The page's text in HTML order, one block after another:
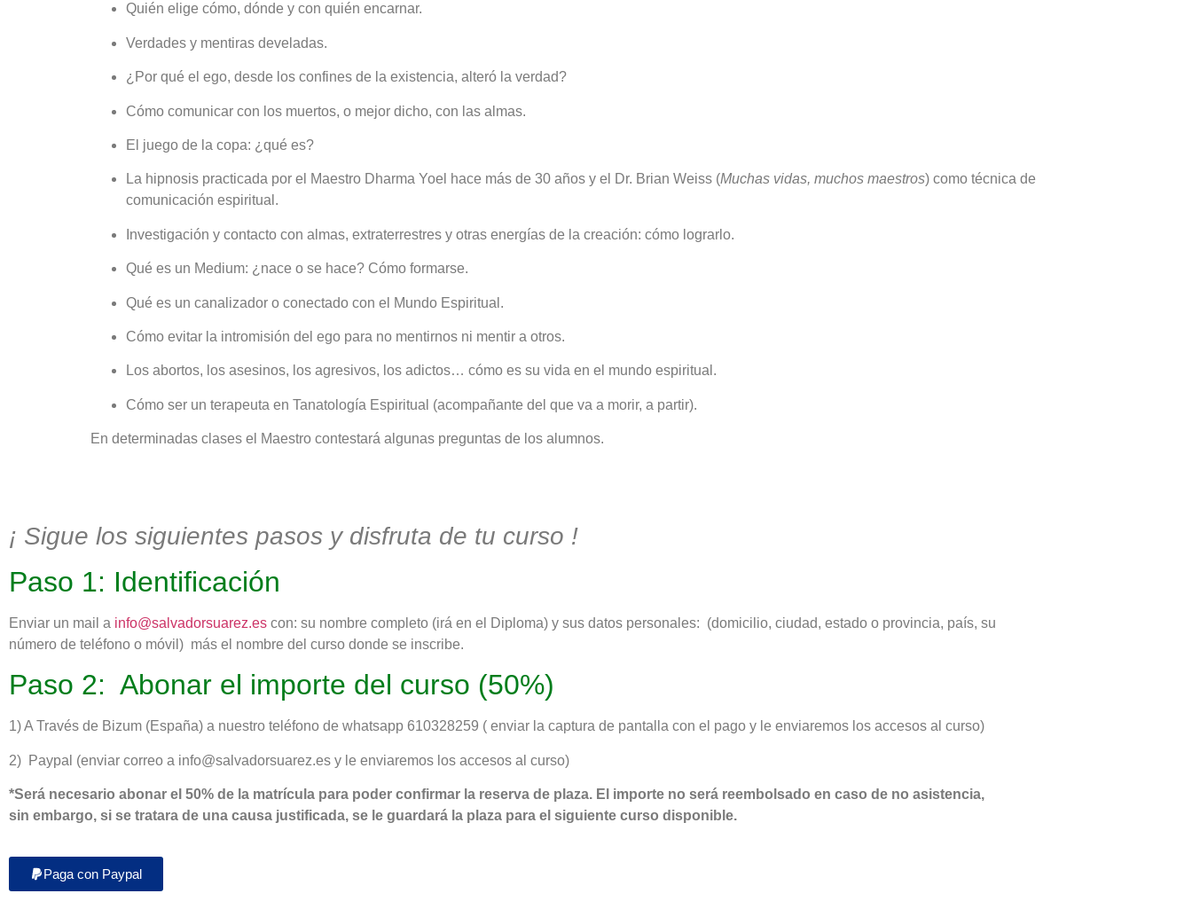
Quién elige cómo, dónde y con quién encarnar.
Verdades y mentiras develadas.
¿Por qué el ego, desde los confines de la existencia, alteró la verdad?
Cómo comunicar con los muertos, o mejor dicho, con las almas.
El juego de la copa: ¿qué es?
La hipnosis practicada por el Maestro Dharma Yoel hace más de 30 años y el Dr. Brian Weiss (Muchas vidas, muchos maestros) como técnica de
comunicación espiritual.
Investigación y contacto con almas, extraterrestres y otras energías de la creación: cómo lograrlo.
Qué es un Medium: ¿nace o se hace? Cómo formarse.
Qué es un canalizador o conectado con el Mundo Espiritual.
Cómo evitar la intromisión del ego para no mentirnos ni mentir a otros.
Los abortos, los asesinos, los agresivos, los adictos… cómo es su vida en el mundo espiritual.
Cómo ser un terapeuta en Tanatología Espiritual (acompañante del que va a morir, a partir).
En determinadas clases el Maestro contestará algunas preguntas de los alumnos.
¡ Sigue los siguientes pasos y disfruta de tu curso !
Paso 1: Identificación
Enviar un mail a info@salvadorsuarez.es con: su nombre completo (irá en el Diploma) y sus datos personales: (domicilio, ciudad, estado o provincia, país, su
número de teléfono o móvil) más el nombre del curso donde se inscribe.
Paso 2: Abonar el importe del curso (50%)
1) A Través de Bizum (España) a nuestro teléfono de whatsapp 610328259 ( enviar la captura de pantalla con el pago y le enviaremos los accesos al curso)
2) Paypal (enviar correo a info@salvadorsuarez.es y le enviaremos los accesos al curso)
*Será necesario abonar el 50% de la matrícula para poder confirmar la reserva de plaza. El importe no será reembolsado en caso de no asistencia,
sin embargo, si se tratara de una causa justificada, se le guardará la plaza para el siguiente curso disponible.
Paga con Paypal